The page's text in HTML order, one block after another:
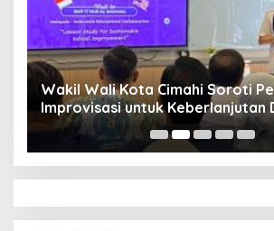
Wakil Wali Kota Cimahi Soroti
Improvisasi untuk Keberlanjutan
Pendidikan